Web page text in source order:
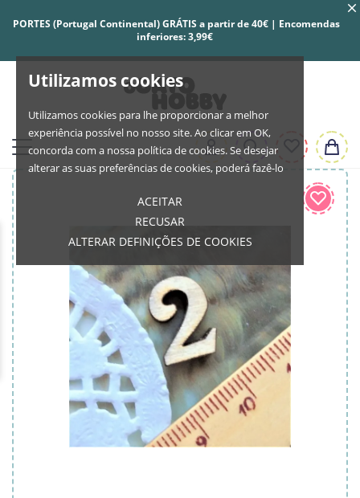
Utilizamos cookies
Utilizamos cookies para lhe proporcionar a melhor
experiência possível no nosso site. Ao clicar em OK,
concorda com a nossa política de cookies. Se desejar
alterar as suas preferências de cookies, poderá fazê-lo
ACEITAR
RECUSAR
ALTERAR DEFINIÇÕES DE COOKIES
PORTES (Portugal Continental) GRÁTIS a partir de 40€ | Encomendas
inferiores: 3,99€